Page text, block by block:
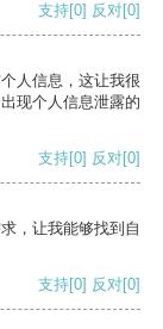
支持[0] 反对[0]
人信息，这让我很
现个人信息泄露的
支持[0] 反对[0]
，让我能够找到自
支持[0] 反对[0]